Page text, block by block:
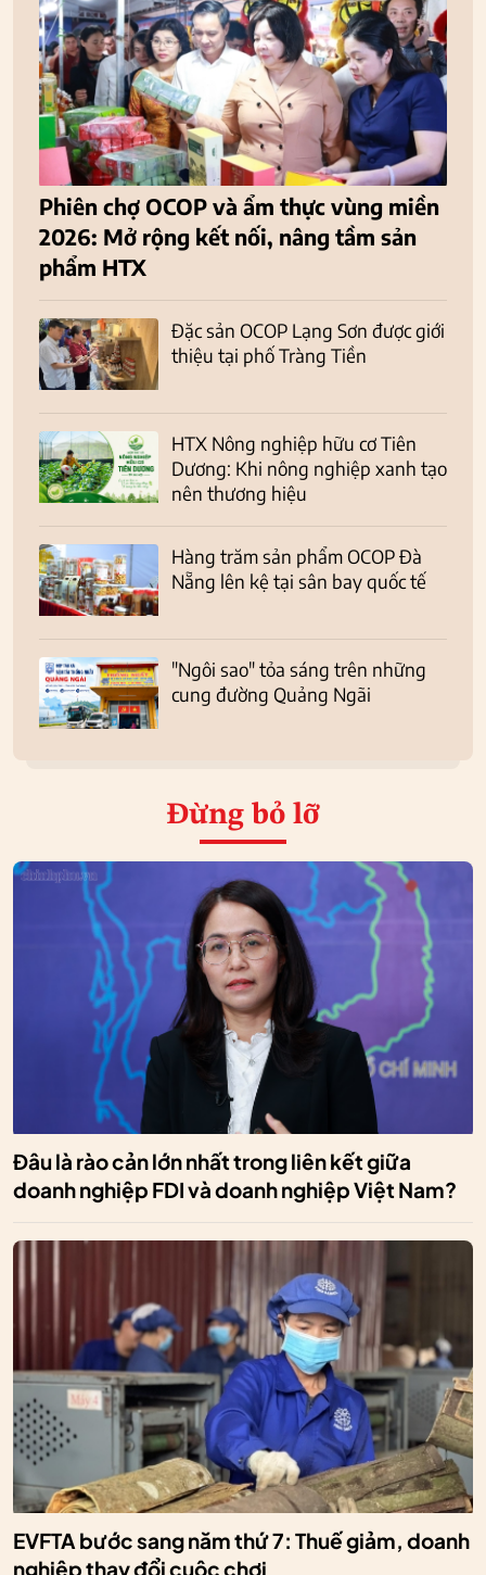
Phiên chợ OCOP và ẩm thực vùng miền
2026: Mở rộng kết nối, nâng tầm sản
phẩm HTX
Đặc sản OCOP Lạng Sơn được giới
thiệu tại phố Tràng Tiền
HTX Nông nghiệp hữu cơ Tiên
Dương: Khi nông nghiệp xanh tạo
nên thương hiệu
Hàng trăm sản phẩm OCOP Đà
Nẵng lên kệ tại sân bay quốc tế
"Ngôi sao" tỏa sáng trên những
cung đường Quảng Ngãi
Đừng bỏ lỡ
Đâu là rào cản lớn nhất trong liên kết giữa
doanh nghiệp FDI và doanh nghiệp Việt Nam?
EVFTA bước sang năm thứ 7: Thuế giảm, doanh
nghiệp thay đổi cuộc chơi